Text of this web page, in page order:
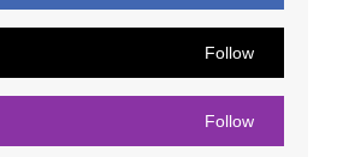
Follow
Follow